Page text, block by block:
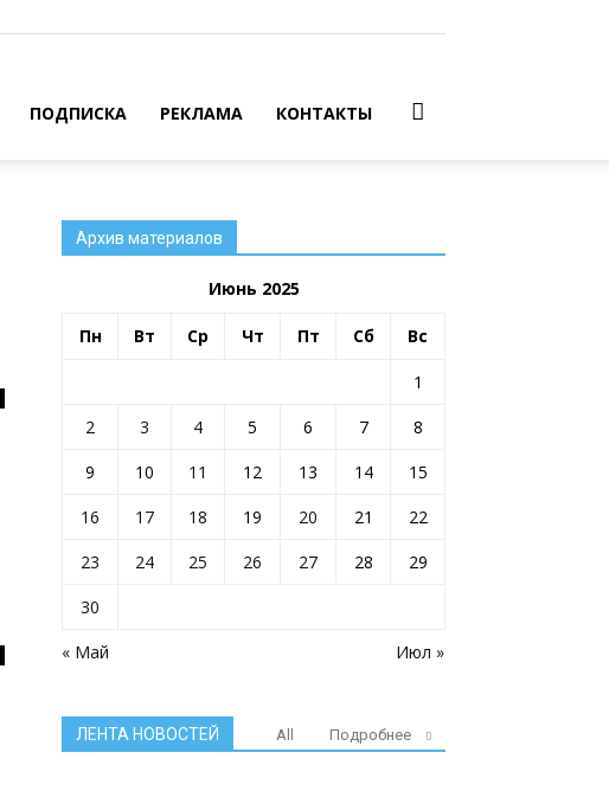
ПОДПИСКА РЕКЛАМА КОНТАКТЫ
Архив материалов
Июнь 2025
Пн Вт Ср Чт Пт Сб Вс
« Май Июл »
1
2
3 4 5 6 7
8
9
10 11 12 13 14
15
16
17 18 19 20 21
22
23
24 25 26 27 28
29
30
ЛЕНТА НОВОСТЕЙ All Подробнее